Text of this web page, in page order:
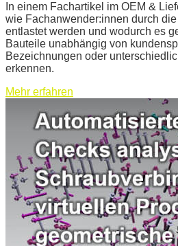
In einem Fachartikel im OEM &
wie Fachanwender:innen durch
entlastet werden und wodurch es
Bauteile unabhängig von
Bezeichnungen oder
erkennen.
Mehr erfahren